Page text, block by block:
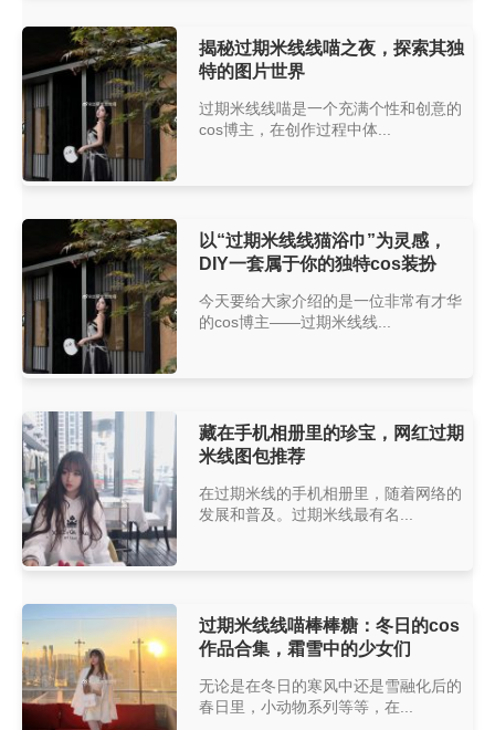
揭秘过期米线线喵之夜，探索其独
特的图片世界
过期米线线喵是一个充满个性和创意的
cos博主，在创作过程中体...
以“过期米线线猫浴巾”为灵感，
DIY一套属于你的独特cos装扮
今天要给大家介绍的是一位非常有才华
的cos博主——过期米线线...
藏在手机相册里的珍宝，网红过期
米线图包推荐
在过期米线的手机相册里，随着网络的
发展和普及。过期米线最有名...
过期米线线喵棒棒糖：冬日的cos
作品合集，霜雪中的少女们
无论是在冬日的寒风中还是雪融化后的
春日里，小动物系列等等，在...